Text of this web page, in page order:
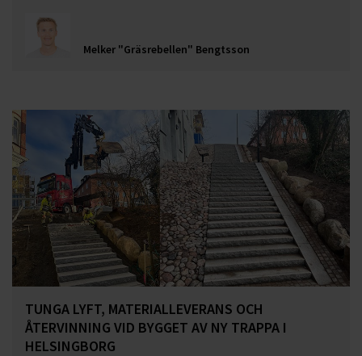
Melker "Gräsrebellen" Bengtsson
TUNGA LYFT, MATERIALLEVERANS OCH
ÅTERVINNING VID BYGGET AV NY TRAPPA I
HELSINGBORG